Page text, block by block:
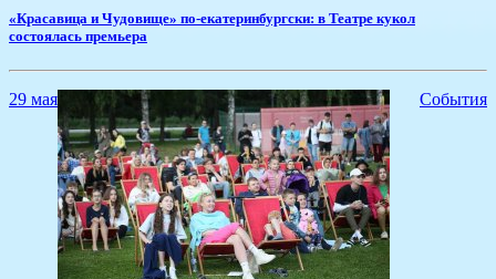
​«Красавица и Чудовище» по-екатеринбургски: в Театре кукол
состоялась премьера
29 мая События